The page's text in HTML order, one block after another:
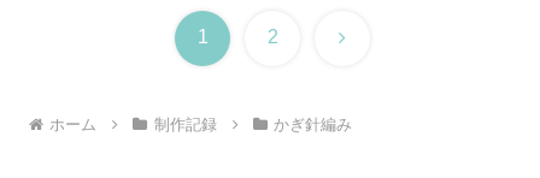
1 2 次
ホーム 制作記録 かぎ針編み